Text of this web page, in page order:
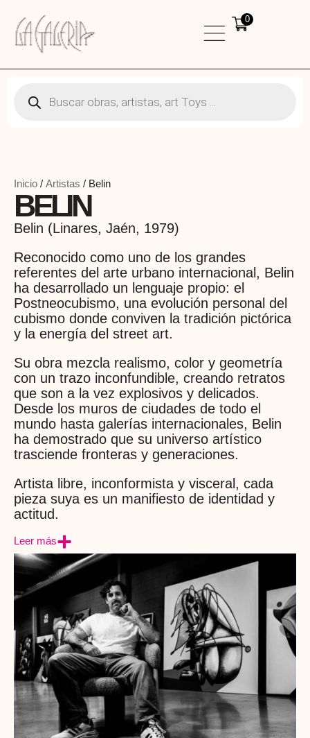
0
Inicio / Artistas / Belin
BELIN
Belin (Linares, Jaén, 1979)
Reconocido como uno de los grandes
referentes del arte urbano internacional, Belin
ha desarrollado un lenguaje propio: el
Postneocubismo, una evolución personal del
cubismo donde conviven la tradición pictórica
y la energía del street art.
Su obra mezcla realismo, color y geometría
con un trazo inconfundible, creando retratos
que son a la vez explosivos y delicados.
Desde los muros de ciudades de todo el
mundo hasta galerías internacionales, Belin
ha demostrado que su universo artístico
trasciende fronteras y generaciones.
Artista libre, inconformista y visceral, cada
pieza suya es un manifiesto de identidad y
actitud.
Leer más